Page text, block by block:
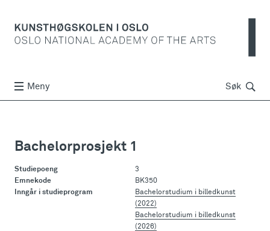
Meny Søk Søk
Bachelorprosjekt 1
Studiepoeng
3
Emnekode
BK350
Inngår i studieprogram
Bachelorstudium i billedkunst
(2022)
Bachelorstudium i billedkunst
(2026)